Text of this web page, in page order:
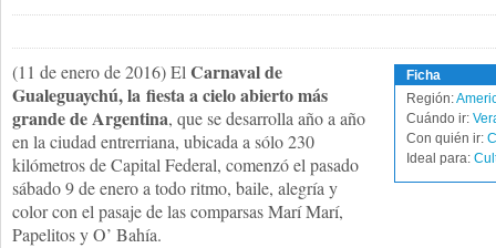
Ficha
Región:
Cuándo ir:
Con quién ir:
Ideal para:
(11 de enero de 2016) El Carnaval de
Gualeguaychú, la fiesta a cielo abierto más
grande de Argentina, que se desarrolla año a año
en la ciudad entrerriana, ubicada a sólo 230
kilómetros de Capital Federal, comenzó el pasado
sábado 9 de enero a todo ritmo, baile, alegría y
color con el pasaje de las comparsas Marí Marí,
Papelitos y O’ Bahía.